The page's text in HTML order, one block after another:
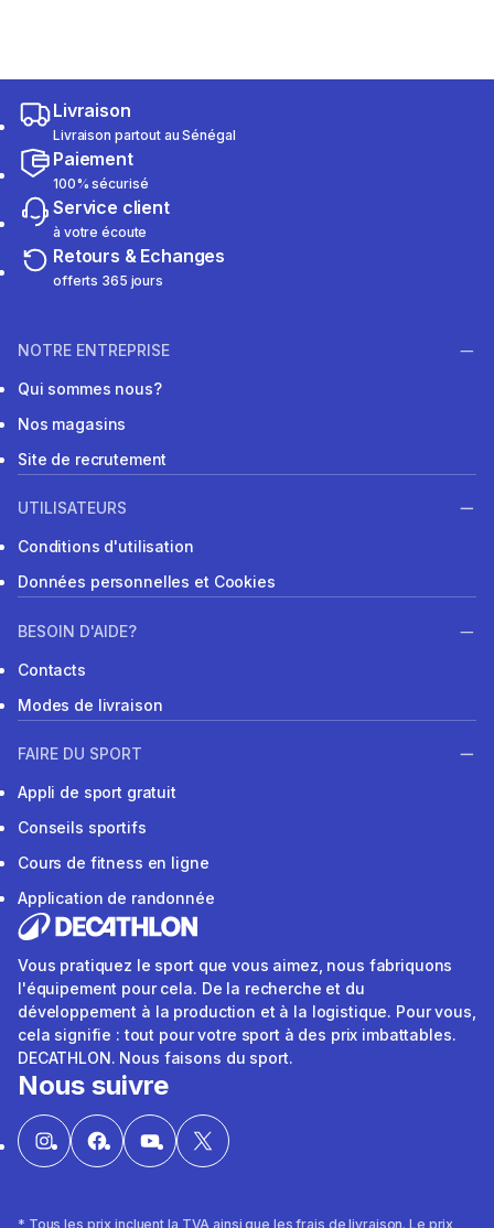
Livraison
Livraison partout au Sénégal
Paiement
100% sécurisé
Service client
à votre écoute
Retours & Echanges
offerts 365 jours
NOTRE ENTREPRISE
Qui sommes nous?
Nos magasins
Site de recrutement
UTILISATEURS
Conditions d'utilisation
Données personnelles et Cookies
BESOIN D'AIDE?
Contacts
Modes de livraison
FAIRE DU SPORT
Appli de sport gratuit
Conseils sportifs
Cours de fitness en ligne
Application de randonnée
Vous pratiquez le sport que vous aimez, nous fabriquons
l'équipement pour cela. De la recherche et du
développement à la production et à la logistique. Pour vous,
cela signifie : tout pour votre sport à des prix imbattables.
DECATHLON. Nous faisons du sport.
Nous suivre
* Tous les prix incluent la TVA ainsi que les frais de livraison. Le prix